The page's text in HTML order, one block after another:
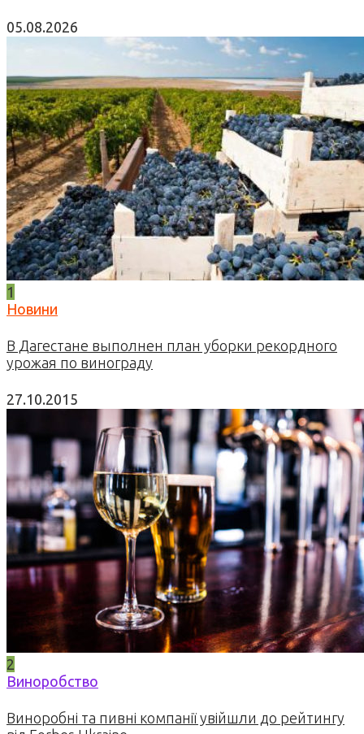
05.08.2026
1
Новини
В Дагестане выполнен план уборки рекордного
урожая по винограду
27.10.2015
2
Виноробство
Виноробні та пивні компанії увійшли до рейтингу